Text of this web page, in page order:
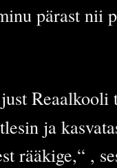
pärast nii
Reaalkooli
ja
rääkige,“ ,